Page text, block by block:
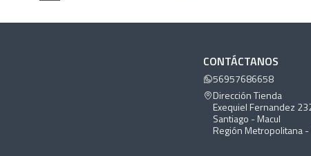
CONTÁCTANOS
56957686658
Dirección Tienda
Exequiel Fernandez
Santiago - Macul
Región Metropolitana -